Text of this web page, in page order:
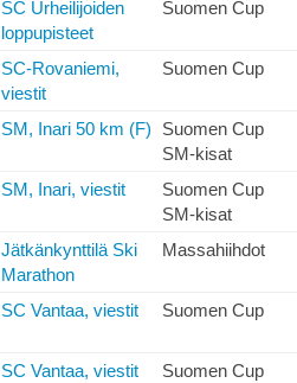
SC Urheilijoiden
loppupisteet
Suomen Cup
SC-Rovaniemi,
viestit
Suomen Cup
SM, Inari 50 km (F)
Suomen Cup
SM-kisat
SM, Inari, viestit
Suomen Cup
SM-kisat
Jätkänkynttilä Ski
Marathon
Massahiihdot
SC Vantaa, viestit Suomen Cup
SC Vantaa, viestit Suomen Cup